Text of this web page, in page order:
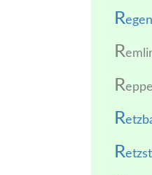
R
R
R
R
R